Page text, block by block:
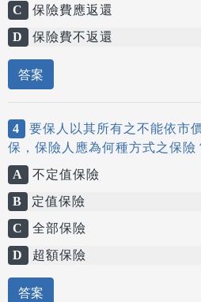
C
保險費應返還
D
保險費不返還
答案
4
要保人以其所有之不能依市
保，保險人應為何種方式之保險
A
不定值保險
B
定值保險
C
全部保險
D
超額保險
答案